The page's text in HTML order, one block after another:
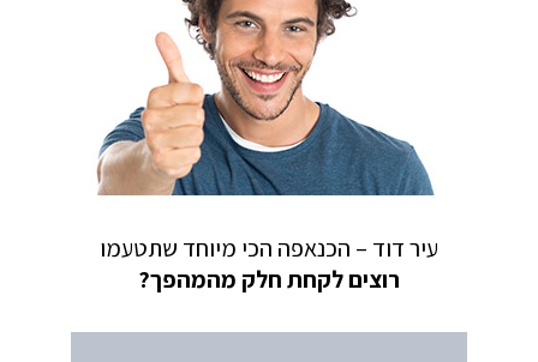
עיר דוד – הכנאפה הכי מיוחד שתטעמו
רוצים לקחת חלק מהמהפך?